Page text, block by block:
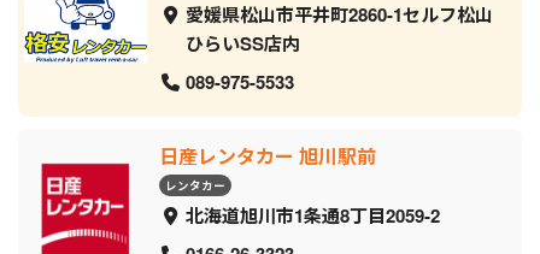
愛媛県松山市平井町2860-1セルフ松山
ひらいSS店内
089-975-5533
日産レンタカー 旭川駅前
レンタカー
北海道旭川市1条通8丁目2059‐2